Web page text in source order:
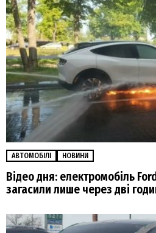
АВТОМОБІЛІ НОВИНИ
Відео дня: електромобіль
загасили лише через дві